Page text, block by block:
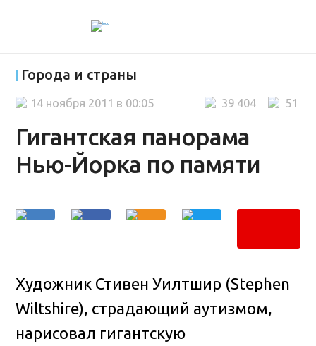
Города и страны
Гигантская панорама
Нью-Йорка по памяти
51
39 404
14 ноября 2011 в 00:05
Художник Стивен Уилтшир (Stephen
Wiltshire), страдающий аутизмом,
нарисовал гигантскую